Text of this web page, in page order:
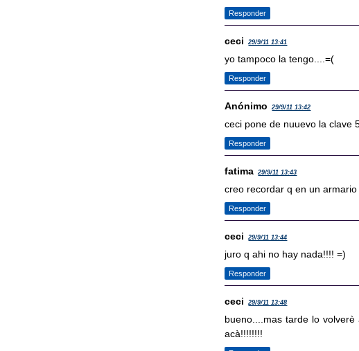
Responder
ceci 29/9/11 13:41
yo tampoco la tengo....=(
Responder
Anónimo 29/9/11 13:42
ceci pone de nuuevo la clave
Responder
fatima 29/9/11 13:43
creo recordar q en un
Responder
ceci 29/9/11 13:44
juro q ahi no hay nada!!!! =)
Responder
ceci 29/9/11 13:48
bueno....mas tarde lo
acà!!!!!!!!